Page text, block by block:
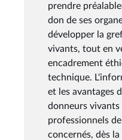
prendre
don de ses
développer la
vivants, tout en
encadrement
technique.
et les avantages
donneurs
professionnels
concernés, dès